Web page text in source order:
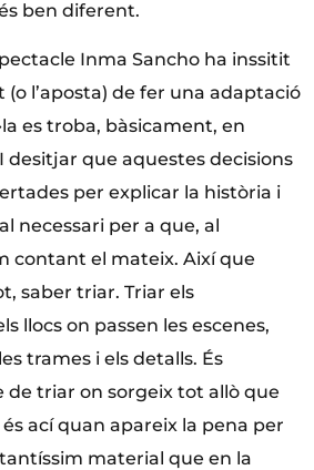
ben diferent.
Inma Sancho ha inssitit
(o l’aposta) de fer una adaptació
es troba, bàsicament, en
desitjar que aquestes decisions
per explicar la història i
necessari per a que, al
contant el mateix. Així que
saber triar. Triar els
llocs on passen les escenes,
trames i els detalls. És
de triar on sorgeix tot allò que
és ací quan apareix la pena per
material que en la